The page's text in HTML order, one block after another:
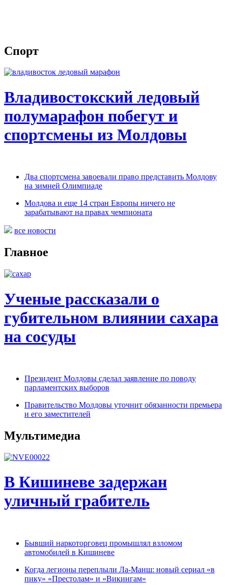
Спорт
Владивостокский ледовый
полумарафон побегут и
спортсмены из Молдовы
Два спортсмена завоевали право представить Молдову
на зимней Олимпиаде
Молдова и еще 14 стран Европы ничего не
зарабатывают на правах чемпионата
все новости
Главное
Ученые рассказали о
губительном влиянии сахара
на сосуды
Президент Молдовы сделал заявление по поводу
парламентских выборов
Правительство Молдовы уточнит обязанности премьера
и его заместителей
Мультимедиа
В Кишиневе задержан
уличный грабитель
Бывший наркоторговец промышлял взломом
автомобилей в Кишиневе
Когда легионы переплыли Ла-Манш: новый сериал «в
пику» «Престолам» и «Викингам»